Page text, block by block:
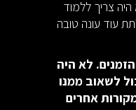
היה צריך ללמוד
עוד עונה טובה
לא היה
לשאוב ממנו
אחרים